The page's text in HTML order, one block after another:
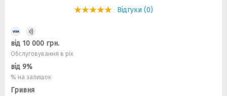
Відгуки (0)
від 10 000 грн.
Обслуговування в рік
від 9%
% на залишок
Гривня